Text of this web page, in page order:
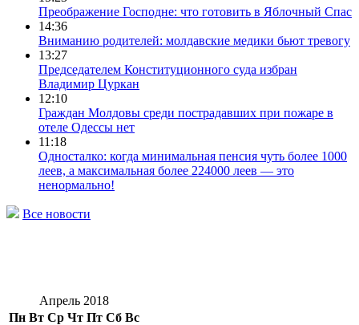
Преображение Господне: что готовить в Яблочный Спас
14:36
Вниманию родителей: молдавские медики бьют тревогу
13:27
Председателем Конституционного суда избран
Владимир Цуркан
12:10
Граждан Молдовы cреди пострадавших при пожаре в
отеле Одессы нет
11:18
Односталко: когда минимальная пенсия чуть более 1000
леев, а максимальная более 224000 леев — это
ненормально!
Все новости
Апрель 2018
Пн Вт Ср Чт Пт Сб Вс